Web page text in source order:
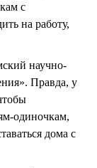
с
на работу,
научно-
Правда, у
одиночкам,
дома с